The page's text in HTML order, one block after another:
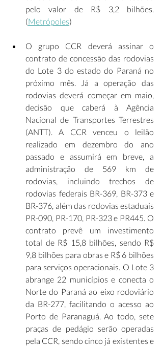
pelo valor de R$ 3,2 bilhões.
(Metrópoles)
O grupo CCR deverá assinar o
contrato de concessão das rodovias
do Lote 3 do estado do Paraná no
próximo mês. Já a operação das
rodovias deverá começar em maio,
decisão que caberá à Agência
Nacional de Transportes Terrestres
(ANTT). A CCR venceu o leilão
realizado em dezembro do ano
passado e assumirá em breve, a
administração de 569 km de
rodovias, incluindo trechos de
rodovias federais BR-369, BR-373 e
BR-376, além das rodovias estaduais
PR-090, PR-170, PR-323 e PR445. O
contrato prevê um investimento
total de R$ 15,8 bilhões, sendo R$
9,8 bilhões para obras e R$ 6 bilhões
para serviços operacionais. O Lote 3
abrange 22 municípios e conecta o
Norte do Paraná ao eixo rodoviário
da BR-277, facilitando o acesso ao
Porto de Paranaguá. Ao todo, sete
praças de pedágio serão operadas
pela CCR, sendo cinco já existentes e